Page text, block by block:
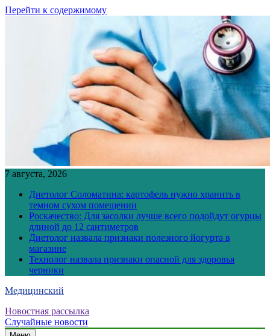
Перейти к содержимому
7 августа, 2026
Диетолог Соломатина: картофель нужно хранить в
темном сухом помещении
Роскачество: Для засолки лучше всего подойдут огурцы
длиной до 12 сантиметров
Диетолог назвала признаки полезного йогурта в
магазине
Технолог назвала признаки опасной для здоровья
черники
Медицинский
Новостная рассылка
Случайные новости